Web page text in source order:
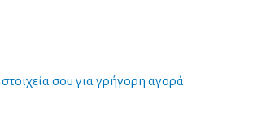
σου για γρήγορη αγορά